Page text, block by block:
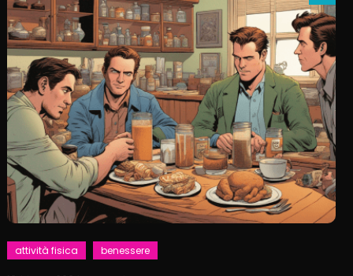
attività fisica benessere